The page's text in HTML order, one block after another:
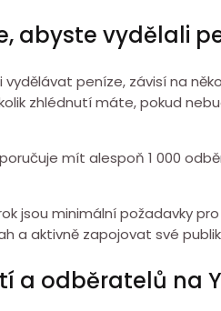
abyste vydělali
peníze, závisí na
zhlédnutí máte, pokud
mít alespoň 1 000
jsou minimální požadavky
a aktivně zapojovat své
a odběratelů na